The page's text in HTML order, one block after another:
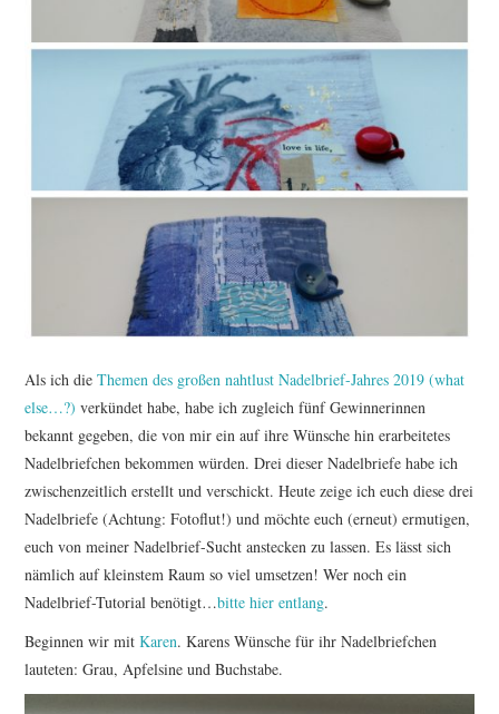
WORKSHOPS
PAPIERLIEBE AM
MONTAG
IMPRESSUM
DATENSCHUTZ
Als ich dieThemen des großen nahtlust Nadelbrief-Jahres 2019 (what
else…?) verkündet habe, habe ich zugleich fünf Gewinnerinnen
bekannt gegeben, die von mir ein auf ihre Wünsche hin erarbeitetes
Nadelbriefchen bekommen würden. Drei dieser Nadelbriefe habe ich
zwischenzeitlich erstellt und verschickt. Heute zeige ich euch diese drei
Nadelbriefe (Achtung: Fotoflut!) und möchte euch (erneut) ermutigen,
euch von meiner Nadelbrief-Sucht anstecken zu lassen. Es lässt sich
nämlich auf kleinstem Raum so viel umsetzen! Wer noch ein
Nadelbrief-Tutorial benötigt…bitte hier entlang.
Beginnen wir mitKaren. Karens Wünsche für ihr Nadelbriefchen
lauteten: Grau, Apfelsine und Buchstabe.